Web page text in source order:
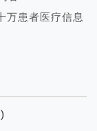
万患者医疗信息